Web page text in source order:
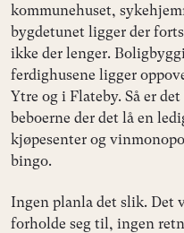
kommunehuset,
bygdetunet ligger der
ikke der lenger.
ferdighusene ligger
Ytre og i Flateby. Så er
beboerne der det lå en
kjøpesenter og
bingo.
Ingen planla det slik. Det
forholde seg til, ingen